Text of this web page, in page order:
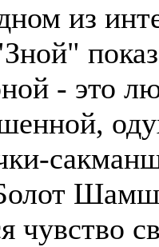
из
- это
чувство